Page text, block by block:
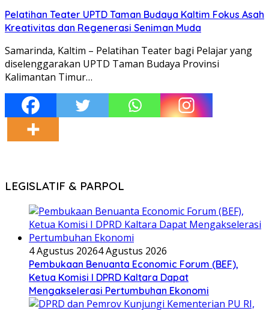
Pelatihan Teater UPTD Taman Budaya Kaltim Fokus Asah
Kreativitas dan Regenerasi Seniman Muda
Samarinda, Kaltim – Pelatihan Teater bagi Pelajar yang
diselenggarakan UPTD Taman Budaya Provinsi
Kalimantan Timur…
LEGISLATIF & PARPOL
4 Agustus 20264 Agustus 2026
Pembukaan Benuanta Economic Forum (BEF),
Ketua Komisi I DPRD Kaltara Dapat
Mengakselerasi Pertumbuhan Ekonomi